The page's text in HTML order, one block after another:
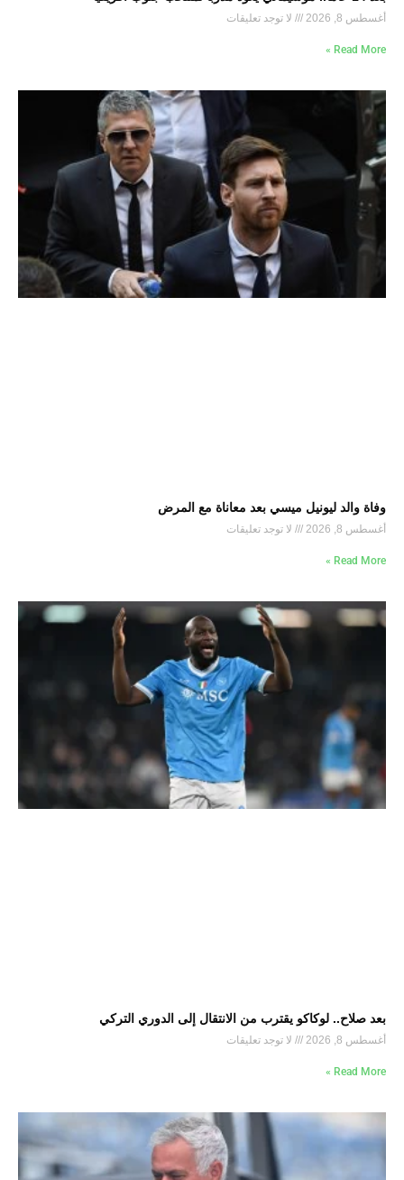
أغسطس 8, 2026 لا توجد تعليقات
Read More »
وفاة والد ليونيل ميسي بعد معاناة مع المرض
أغسطس 8, 2026 لا توجد تعليقات
Read More »
بعد صلاح.. لوكاكو يقترب من الانتقال إلى الدوري التركي
أغسطس 8, 2026 لا توجد تعليقات
Read More »